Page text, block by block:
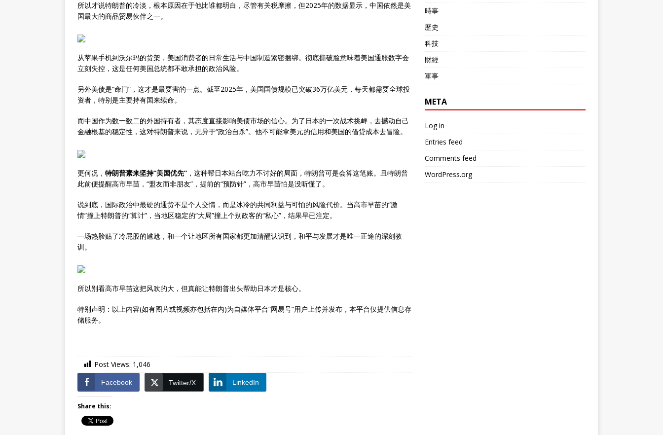
所以才说特朗普的冷淡，根本原因在于他比谁都明白，尽管有关税摩擦，但2025年的数据显示，中国依然是美
国最大的商品贸易伙伴之一。
从苹果手机到沃尔玛的货架，美国消费者的日常生活与中国制造紧密捆绑。彻底撕破脸意味着美国通胀数字会
立刻失控，这是任何美国总统都不敢承担的政治风险。
另外美债是“命门”，这才是最要害的一点。截至2025年，美国国债规模已突破36万亿美元，每天都需要全球投
资者，特别是主要持有国来续命。
而中国作为数一数二的外国持有者，其态度直接影响美债市场的信心。为了日本的一次战术挑衅，去撼动自己
金融根基的稳定性，这对特朗普来说，无异于“政治自杀”。他不可能拿美元的信用和美国的借贷成本去冒险。
更何况， 特朗普素来坚持“美国优先” ，这种帮日本站台吃力不讨好的局面，特朗普可是会算这笔账。且特朗普
此前便提醒高市早苗，“盟友而非朋友”，提前的“预防针”，高市早苗怕是没听懂了。
说到底，国际政治中最硬的通货不是个人交情，而是冰冷的共同利益与可怕的风险代价。当高市早苗的“激
情”撞上特朗普的“算计”，当地区稳定的“大局”撞上个别政客的“私心”，结果早已注定。
一场热脸贴了冷屁股的尴尬，和一个让地区所有国家都更加清醒认识到，和平与发展才是唯一正途的深刻教
训。
所以别看高市早苗这把风吹的大，但真能让特朗普出头帮助日本才是核心。
特别声明：以上内容(如有图片或视频亦包括在内)为自媒体平台“网易号”用户上传并发布，本平台仅提供信息存
储服务。
Post Views: 1,046
Facebook Twitter/X LinkedIn
Share this:
時事
歷史
科技
財經
軍事
META
Log in
Entries feed
Comments feed
WordPress.org